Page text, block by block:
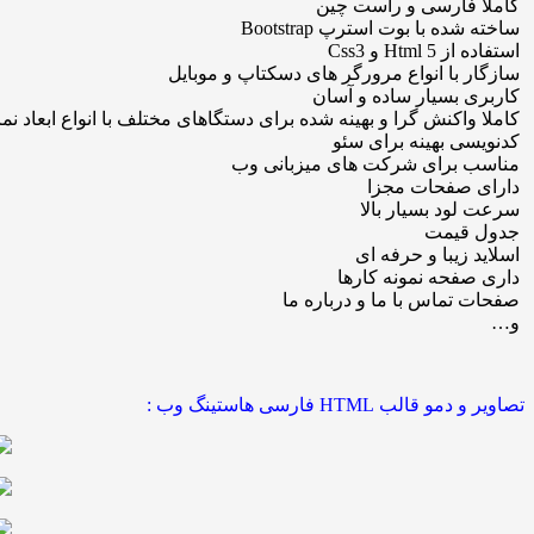
کاملا فارسی و راست چین
ساخته شده با بوت استرپ Bootstrap
استفاده از Html 5 و Css3
سازگار با انواع مرورگر های دسکتاپ و موبایل
کاربری بسیار ساده و آسان
کاملا واکنش گرا و بهینه شده برای دستگاهای مختلف با انواع ابعاد
کدنویسی بهینه برای سئو
مناسب برای شرکت های میزبانی وب
دارای صفحات مجزا
سرعت لود بسیار بالا
جدول قیمت
اسلاید زیبا و حرفه ای
داری صفحه نمونه کارها
صفحات تماس با ما و درباره ما
و…
تصاویر و دمو قالب HTML فارسی هاستینگ وب :